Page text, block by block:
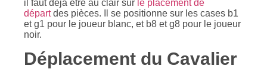
il faut déjà être au clair sur le placement de
départdes pièces. Il se positionne sur les cases b1
et g1 pour le joueur blanc, et b8 et g8 pour le joueur
noir.
Déplacement du Cavalier